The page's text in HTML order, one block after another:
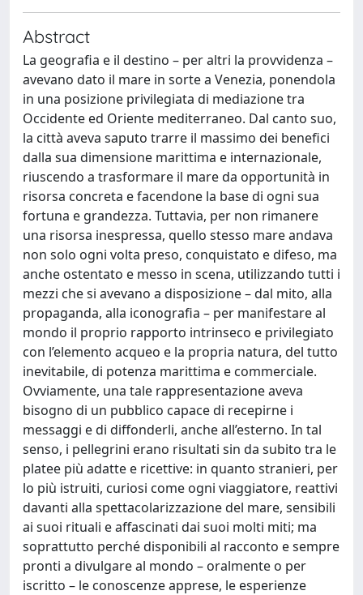
Abstract
La geografia e il destino – per altri la provvidenza –
avevano dato il mare in sorte a Venezia, ponendola
in una posizione privilegiata di mediazione tra
Occidente ed Oriente mediterraneo. Dal canto suo,
la città aveva saputo trarre il massimo dei benefici
dalla sua dimensione marittima e internazionale,
riuscendo a trasformare il mare da opportunità in
risorsa concreta e facendone la base di ogni sua
fortuna e grandezza. Tuttavia, per non rimanere
una risorsa inespressa, quello stesso mare andava
non solo ogni volta preso, conquistato e difeso, ma
anche ostentato e messo in scena, utilizzando tutti i
mezzi che si avevano a disposizione – dal mito, alla
propaganda, alla iconografia – per manifestare al
mondo il proprio rapporto intrinseco e privilegiato
con l’elemento acqueo e la propria natura, del tutto
inevitabile, di potenza marittima e commerciale.
Ovviamente, una tale rappresentazione aveva
bisogno di un pubblico capace di recepirne i
messaggi e di diffonderli, anche all’esterno. In tal
senso, i pellegrini erano risultati sin da subito tra le
platee più adatte e ricettive: in quanto stranieri, per
lo più istruiti, curiosi come ogni viaggiatore, reattivi
davanti alla spettacolarizzazione del mare, sensibili
ai suoi rituali e affascinati dai suoi molti miti; ma
soprattutto perché disponibili al racconto e sempre
pronti a divulgare al mondo – oralmente o per
iscritto – le conoscenze apprese, le esperienze